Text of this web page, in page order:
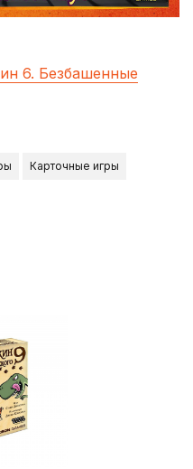
6. Безбашенные
Карточные игры